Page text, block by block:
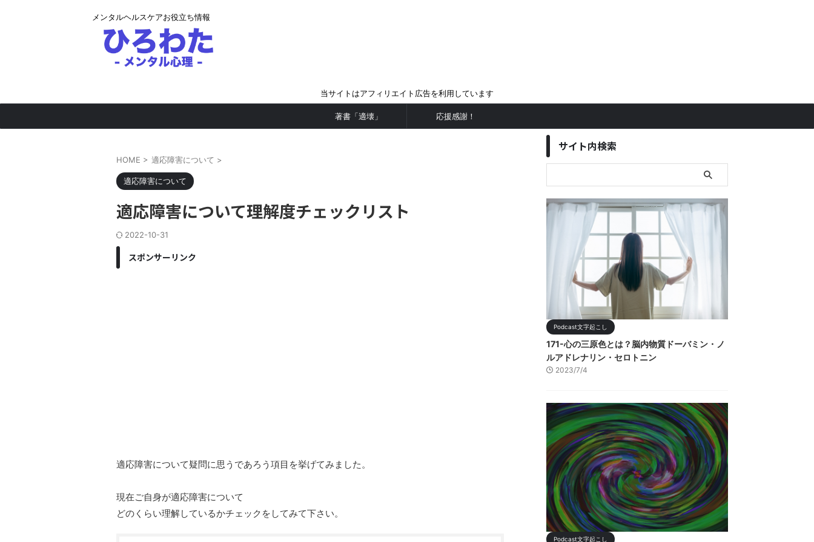
メンタルヘルスケアお役立ち情報
当サイトはアフィリエイト広告を利用しています
著書「適壊」 応援感謝！
HOME > 適応障害について >
適応障害について
適応障害について理解度チェックリスト
2022-10-31
スポンサーリンク
適応障害について疑問に思うであろう項目を挙げてみました。
現在ご自身が適応障害について
どのくらい理解しているかチェックをしてみて下さい。
サイト内検索
Podcast文字起こし
171-心の三原色とは？脳内物質ドーバミン・ノ
ルアドレナリン・セロトニン
2023/7/4
Podcast文字起こし